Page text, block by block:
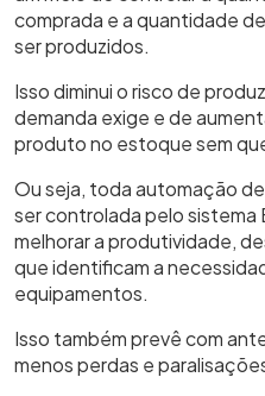
comprada e a quantidade
ser produzidos.
Isso diminui o risco de
demanda exige e de
produto no estoque sem
Ou seja, todaautomação
ser controlada pelo sistema
melhorar a produtividade,
que identificam a
equipamentos.
Isso também prevê com
menos perdas e